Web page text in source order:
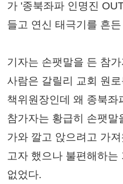
가 '종북좌파 인명진
들고 연신 태극기를 흔
기자는 손팻말을 든 참
사람은 갈릴리 교회 원
책위원장인데 왜 종북좌
참가자는 황급히 손팻
가와 깔고 앉으려고 가
고자 했으나 불편해하는
없었다.